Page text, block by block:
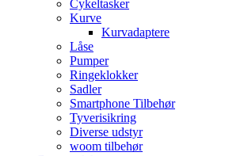
Cykeltasker
Kurve
Kurvadaptere
Låse
Pumper
Ringeklokker
Sadler
Smartphone Tilbehør
Tyverisikring
Diverse udstyr
woom tilbehør